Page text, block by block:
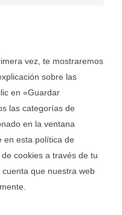
vez, te mostraremos
sobre las
en «Guardar
las categorías de
en la ventana
en esta política de
cookies a través de tu
que nuestra web